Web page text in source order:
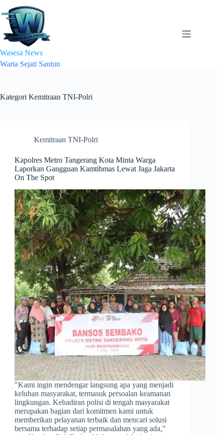
to
content
Wasesa News
Warta Sejati Santun
Kategori Kemitraan TNI-Polri
Kemitraan TNI-Polri
Kapolres Metro Tangerang Kota Minta Warga
Laporkan Gangguan Kamtibmas Lewat Jaga Jakarta
On The Spot
​"Kami ingin mendengar langsung apa yang menjadi
keluhan masyarakat, termasuk persoalan keamanan
lingkungan. Kehadiran polisi di tengah masyarakat
merupakan bagian dari komitmen kami untuk
memberikan pelayanan terbaik dan mencari solusi
bersama terhadap setiap permasalahan yang ada,"